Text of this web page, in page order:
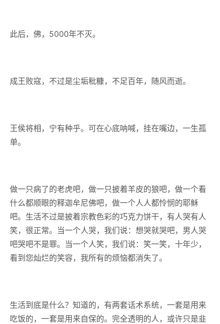
此后，佛，5000年不灭。
成王败寇，不过是尘垢秕糠，不足百年，随风而逝。
王侯将相，宁有种乎。可在心底呐喊，挂在嘴边，一生孤
单。
做一只病了的老虎吧，做一只披着羊皮的狼吧，做一个看
什么都顺眼的释迦牟尼佛吧，做一个人人都怜悯的耶稣
吧。生活不过是披着宗教色彩的巧克力饼干，有人哭有人
笑，很正常。当一个人哭，我们说：想哭就哭吧，男人哭
吧哭吧不是罪。当一个人笑，我们说：笑一笑，十年少，
看到您灿烂的笑容，我所有的烦恼都消失了。
生活到底是什么？知道的，有两套话术系统，一套是用来
吃饭的，一套是用来自保的。完全透明的人，或许只是韭